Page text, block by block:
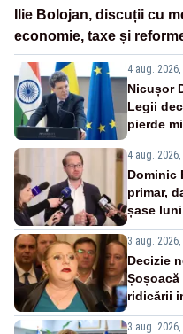
Ilie Bolojan, discuții cu
economie, taxe și
4 aug. 2026,
Nicușor
Legii
pierde
4 aug. 2026,
Dominic
primar,
șase luni
3 aug. 2026,
Decizie
Șoșoacă
ridicării
3 aug. 2026,